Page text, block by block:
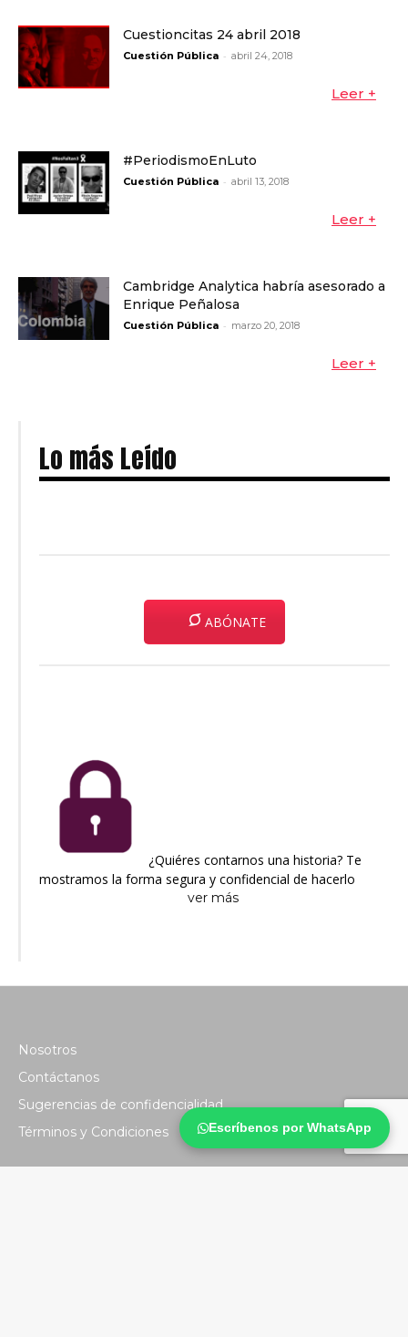
Escríbenos por WhatsApp
Cuestioncitas 24 abril 2018
Cuestión Pública - abril 24, 2018
Leer +
#PeriodismoEnLuto
Cuestión Pública - abril 13, 2018
Leer +
Cambridge Analytica habría asesorado a
Enrique Peñalosa
Cuestión Pública - marzo 20, 2018
Leer +
Lo más Leído
ABÓNATE
¿Quiéres contarnos una historia? Te
mostramos la forma segura y confidencial de hacerlo
ver más
Nosotros
Contáctanos
Sugerencias de confidencialidad
Términos y Condiciones